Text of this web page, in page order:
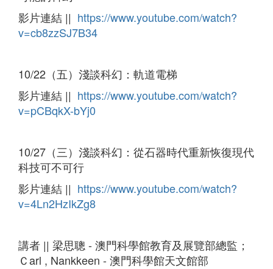
影片連結 || https://www.youtube.com/watch?
v=cb8zzSJ7B34
10/22（五）淺談科幻：軌道電梯
影片連結 || https://www.youtube.com/watch?
v=pCBqkX-bYj0
10/27（三）淺談科幻：從石器時代重新恢復現代
科技可不可行
影片連結 || https://www.youtube.com/watch?
v=4Ln2HzIkZg8
講者 || 梁思聰 - 澳門科學館教育及展覽部總監；
Ｃarl , Nankkeen - 澳門科學館天文館部